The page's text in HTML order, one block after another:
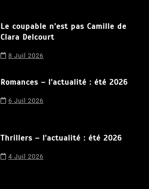
Le coupable n’est pas Camille de
Clara Delcourt
8 Juil 2026
Romances – l’actualité : été 2026
6 Juil 2026
Thrillers – l’actualité : été 2026
4 Juil 2026